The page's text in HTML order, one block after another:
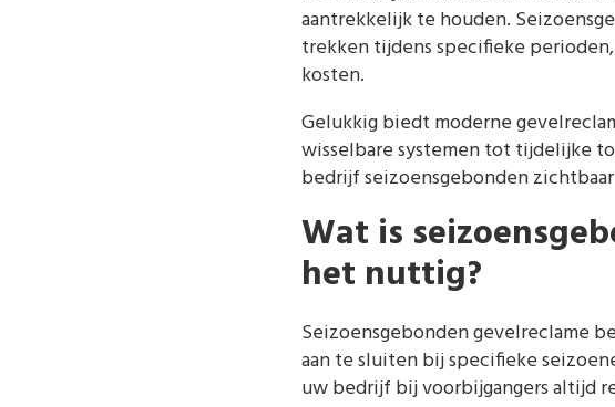
aantrekkelijk te houden.
trekken tijdens specifieke
kosten.
Gelukkig biedt moderne
wisselbare systemen tot tijdelijke
bedrijf seizoensgebonden
Wat is
het nuttig?
Seizoensgebonden gevelreclame
aan te sluiten bij specifieke
uw bedrijf bij voorbijgangers altijd